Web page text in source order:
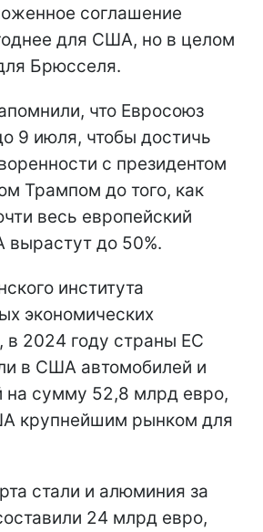
соглашение
для США, но в целом
Брюсселя.
что Евросоюз
9 июля, чтобы достичь
с президентом
Трампом до того, как
весь европейский
вырастут до 50%.
института
экономических
в 2024 году страны ЕС
в США автомобилей и
на сумму 52,8 млрд евро,
крупнейшим рынком для
стали и алюминия за
24 млрд евро,